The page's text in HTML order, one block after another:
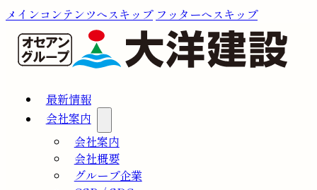
メインコンテンツへスキップ フッターへスキップ
最新情報
会社案内
会社案内
会社概要
グループ企業